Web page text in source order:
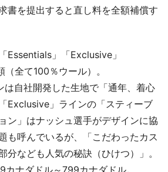
書を提出すると直し料を全額補償す
Essentials」「Exclusive」
（全て100％ウール）。
は自社開発した生地で「通年、着心
Exclusive」ラインの「スティーブ
ン」はナッシュ選手がデザインに協
も呼んでいるが、「こだわったカス
分なども人気の秘訣（ひけつ）」。
ナダドル～799カナダドル。